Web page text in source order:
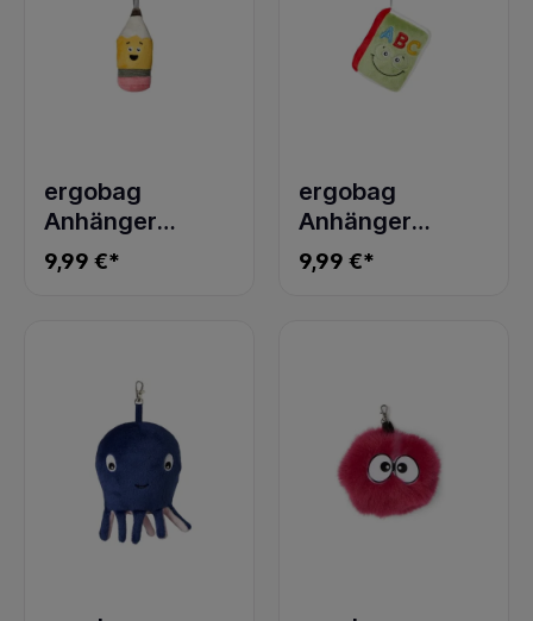
ergobag
Anhänger
Hangies Bleistift
9,99 €*
ergobag
Anhänger
Hangies
Lesebuch
9,99 €*